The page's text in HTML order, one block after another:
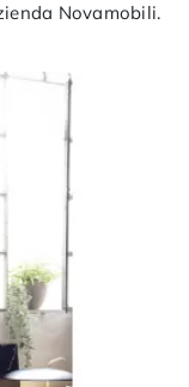
Novamobili.